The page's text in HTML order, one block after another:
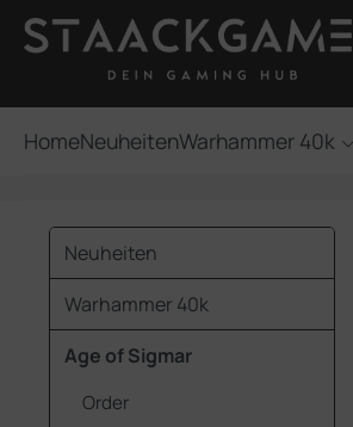
Hauptinhalt springen
Zur Suche springen
HomeNeuheitenWarhammer 40k
Neuheiten
Warhammer 40k
Age of Sigmar
Order